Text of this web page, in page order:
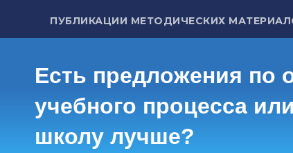
ПУБЛИКАЦИИ МЕТОДИЧЕСКИХ
Есть предложения по
учебного процесса
школу лучше?